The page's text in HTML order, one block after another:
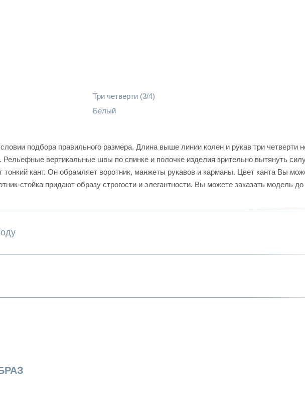
Три четверти (3/4)
Белый
подбора правильного размера. Длина выше линии колен и рукав три четверти
вертикальные швы по спинке и полочке изделия зрительно вытянуть
кант. Он обрамляет воротник, манжеты рукавов и карманы. Цвет канта Вы
стойка придают образу строгости и элегантности. Вы можете заказать модель до